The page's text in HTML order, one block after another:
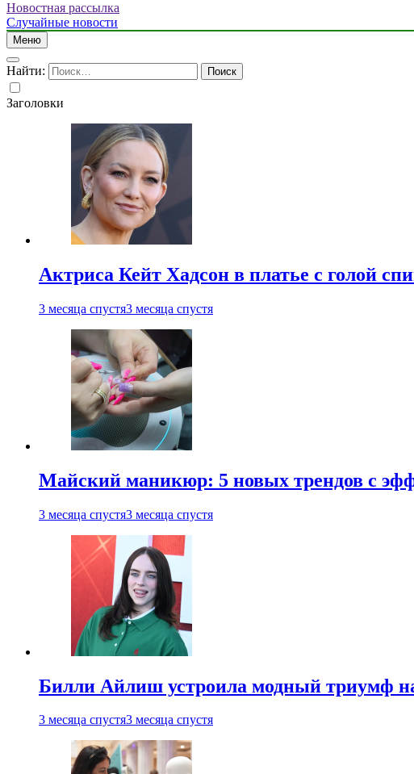
Новостная рассылка
Случайные новости
Меню
Найти:
Заголовки
Актриса Кейт Хадсон в платье с голой
3 месяца спустя3 месяца спустя
Майский маникюр: 5 новых трендов с
3 месяца спустя3 месяца спустя
Билли Айлиш устроила модный триумф
3 месяца спустя3 месяца спустя